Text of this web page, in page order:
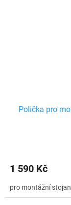
Polička pro
1 590 Kč
pro montážní stojan